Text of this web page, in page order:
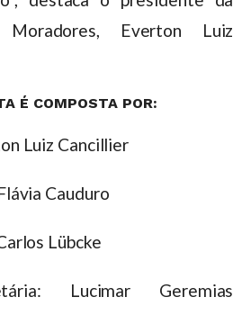
Everton Luiz
É COMPOSTA POR:
Luiz Cancillier
Cauduro
Lübcke
Lucimar Geremias